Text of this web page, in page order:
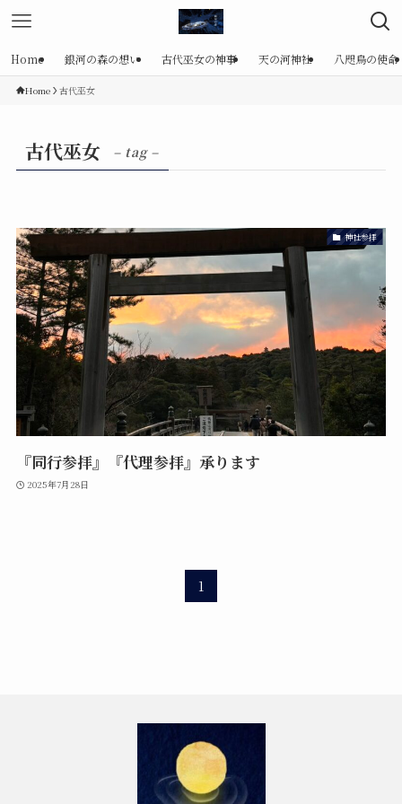
Home 銀河の森の想い 古代巫女の神事 天の河神社 八咫烏の使命
Home 古代巫女
古代巫女 – tag –
神社参拝
『同行参拝』『代理参拝』承ります
2025年7月28日
1